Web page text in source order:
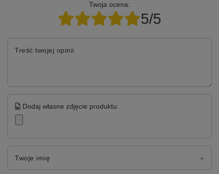
Twoja ocena:
5/5
Treść twojej opinii
Dodaj własne zdjęcie produktu:
Twoje imię